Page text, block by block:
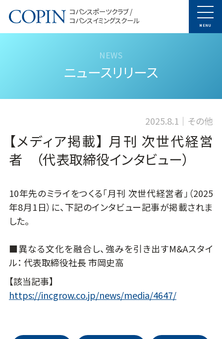
コパンスポーツクラブ /
コパンスイミングスクール
MENU
ニュースリリース
【メディア掲載】 月刊 次世代経営
者 （代表取締役インタビュー）
2025.8.1 その他
10年先のミライをつくる「月刊 次世代経営者」（2025
年8月1日）に、下記のインタビュー記事が掲載されま
した。
■異なる文化を融合し、強みを引き出すM&Aスタイ
ル： 代表取締役社長 市岡史高
【該当記事】
https://incgrow.co.jp/news/media/4647/